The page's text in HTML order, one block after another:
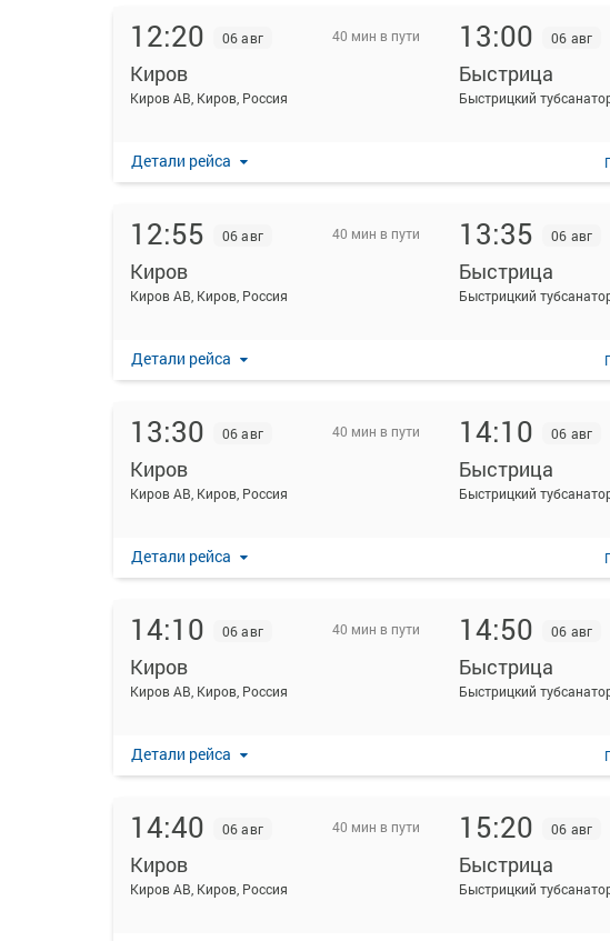
12:20 06 авг 40 мин в пути
Киров
Киров АВ, Киров, Россия
13:00 06 авг
Быстрица
Детали рейса
12:55 06 авг 40 мин в пути
Киров
Киров АВ, Киров, Россия
13:35 06 авг
Быстрица
Детали рейса
13:30 06 авг 40 мин в пути
Киров
Киров АВ, Киров, Россия
14:10 06 авг
Быстрица
Детали рейса
14:10 06 авг 40 мин в пути
Киров
Киров АВ, Киров, Россия
14:50 06 авг
Быстрица
Детали рейса
14:40 06 авг 40 мин в пути
Киров
Киров АВ, Киров, Россия
15:20 06 авг
Быстрица